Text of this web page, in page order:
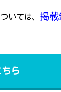
いては、 掲載
ら